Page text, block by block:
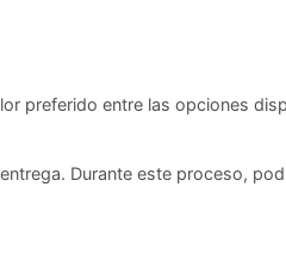
preferido entre las opciones
Durante este proceso,